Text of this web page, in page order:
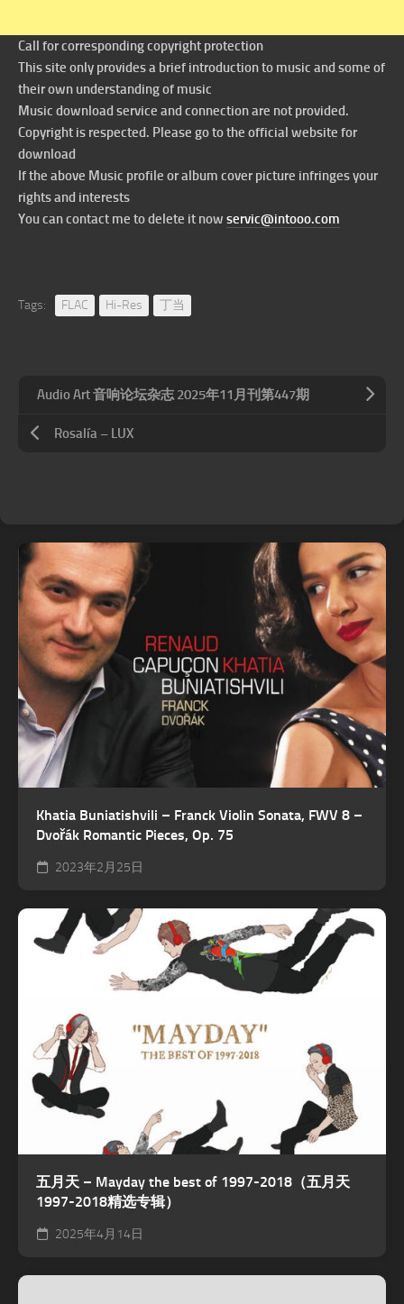
Call for corresponding copyright protection
This site only provides a brief introduction to music and some of
their own understanding of music
Music download service and connection are not provided.
Copyright is respected. Please go to the official website for
download
If the above Music profile or album cover picture infringes your
rights and interests
You can contact me to delete it now servic@intooo.com
Tags: FLAC Hi-Res 丁当
Audio Art 音响论坛杂志 2025年11月刊第447期
Rosalía – LUX
Khatia Buniatishvili – Franck Violin Sonata, FWV 8 –
Dvořák Romantic Pieces, Op. 75
2023年2月25日
五月天 – Mayday the best of 1997-2018（五月天
1997-2018精选专辑）
2025年4月14日